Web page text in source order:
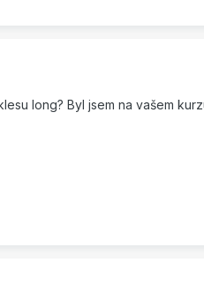
long? Byl jsem na vašem